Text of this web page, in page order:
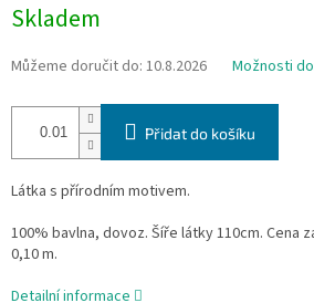
cena:
Skladem
Můžeme doručit do: 10.8.2026 Možnosti
Přidat do košíku
Látka s přírodním motivem.
100% bavlna, dovoz. Šíře látky 110cm. Cena
0,10 m.
Detailní informace